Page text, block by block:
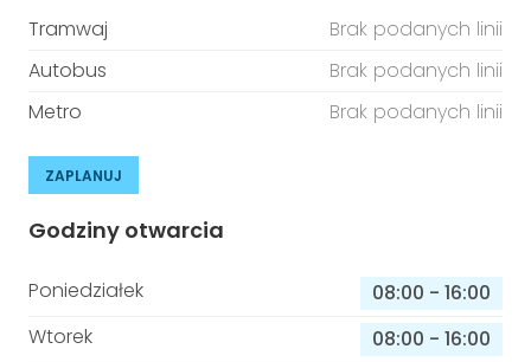
Tramwaj
Brak podanych linii
Autobus
Brak podanych linii
Metro
Brak podanych linii
ZAPLANUJ
Godziny otwarcia
Poniedziałek 08:00 - 16:00
Wtorek
08:00 - 16:00